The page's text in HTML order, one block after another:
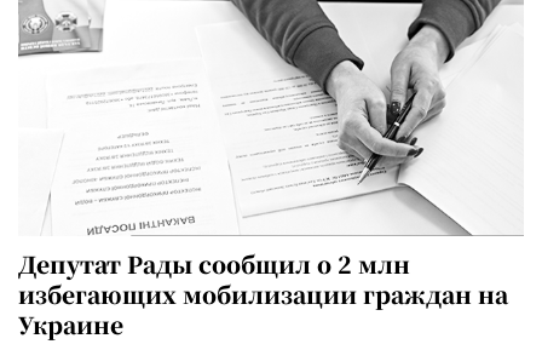
Депутат Рады сообщил о 2 млн
избегающих мобилизации граждан на
Украине